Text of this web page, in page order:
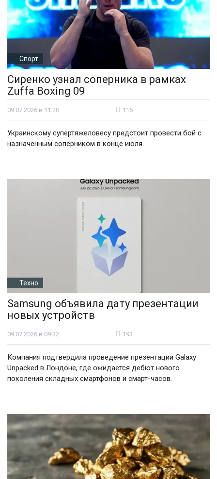
Спорт
Сиренко узнал соперника в рамках
Zuffa Boxing 09
09.07.2026 в 11:20 116
Украинскому супертяжеловесу предстоит провести бой с
назначенным соперником в конце июля.
Техно
Samsung объявила дату презентации
новых устройств
09.07.2026 в 09:32 193
Компания подтвердила проведение презентации Galaxy
Unpacked в Лондоне, где ожидается дебют нового
поколения складных смартфонов и смарт-часов.